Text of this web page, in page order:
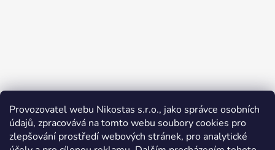
Provozovatel webu Nikostas s.r.o., jako správce osobních
údajů, zpracovává na tomto webu soubory cookies pro
zlepšování prostředí webových stránek, pro analytické
Sledovať na Instagrame